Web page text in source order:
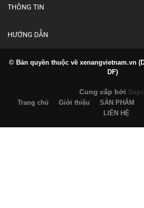
THÔNG TIN
HƯỚNG DẪN
© Bản quyền thuộc về xenangvietnam.vn
DF)
Cung cấp bởi
Trang chủ Giới thiệu SẢN PHẨM
LIÊN HỆ